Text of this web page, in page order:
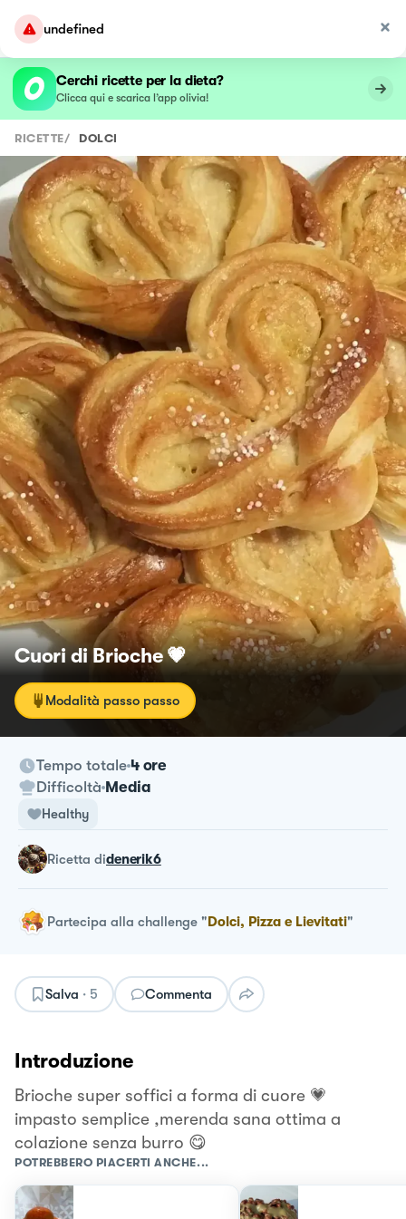
undefined
Cerchi ricette per la dieta?
Clicca qui e scarica l’app olivia!
RICETTE/ DOLCI
Cuori di Brioche 💗
Modalità passo passo
Tempo totale 4 ore
Difficoltà Media
Healthy
ricetta didenerik6
Partecipa alla challenge "Dolci, Pizza e Lievitati"
Salva · 5 Commenta
Introduzione
Brioche super soffici a forma di cuore 💗
impasto semplice ,merenda sana ottima a
colazione senza burro 😋
POTREBBERO PIACERTI ANCHE...